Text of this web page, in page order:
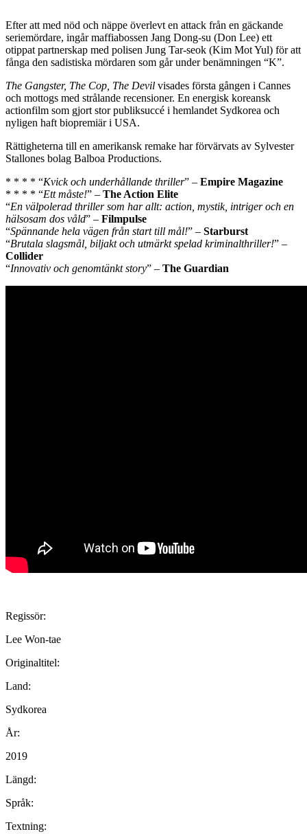
Efter att med nöd och näppe överlevt en attack från en gäckande
seriemördare, ingår maffiabossen Jang Dong-su (Don Lee) ett
otippat partnerskap med polisen Jung Tar-seok (Kim Mot Yul) för att
fånga den sadistiska mördaren som går under benämningen “K”.
The Gangster, The Cop, The Devil visades första gången i Cannes
och mottogs med strålande recensioner. En energisk koreansk
actionfilm som gjort stor publiksuccé i hemlandet Sydkorea och
nyligen haft biopremiär i USA.
Rättigheterna till en amerikansk remake har förvärvats av Sylvester
Stallones bolag Balboa Productions.
* * * * “Kvick och underhållande thriller” – Empire Magazine
* * * * “Ett måste!” – The Action Elite
“En välpolerad thriller som har allt: action, mystik, intriger och en
hälsosam dos våld” – Filmpulse
“Spännande hela vägen från start till mål!” – Starburst
“Brutala slagsmål, biljakt och utmärkt spelad kriminalthriller!” –
Collider
“Innovativ och genomtänkt story” – The Guardian
Regissör:
Lee Won-tae
Originaltitel:
Land:
Sydkorea
År:
2019
Längd:
Språk:
Textning: